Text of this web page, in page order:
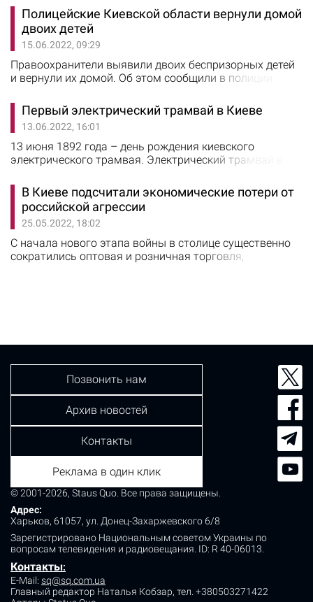
комендантского часа. Об этом сообщил первый
заместитель председателя КГГА Николай Поворозник.
В столице комендантский час продолжается с 23:00 до
5:00. Во время комендантского часа запрещается
находиться на улице и других общественных…
Полицейские Киевской области вернули домой
двоих детей
15.06.2022, 09:29
Правоохранители выявили двоих беспризорных детей
и вернули их домой. Об этом сообщили в полиции
территории села Шандра Мироновской громады,
полицейские офицеры громады Александр Корбут и
Алексей Федоров обратили внимание на девочку,
которая выглядела растерянно. Правоохранители
узнали, что 11-летняя девочка направляется в Канев,…
Первый электрический трамвай в Киеве
13.06.2022, 16:01
13 июня 1892 года – день рождения киевского
электрического трамвая. Электрический трамвай в
Петербурге. До этого момента в царской России были
трамваи, однако их двигало не электричество, а
лошади. Железные рельсы на то время были
проложены в многих городах мира, был распространен
конный рельсовый трамвай, предпринимались…
В Киеве подсчитали экономические потери от
российской агрессии
25.05.2022, 18:02
С начала нового этапа войны в столице существенно
сократились оптовая и розничная торговля,
сфера информационных…
© 2001-2026, Staus Quo. Все права защищены.
Адрес:
Харьков, 61057, ул. Донец-Захаржевского 6/8
Зарегистрировано Национальным советом Украины по
вопросам телевидения и радиовещания. ID: R 40-06013.
Контакты:
E-Mail: sq@sq.com.ua
Главный редактор Наталья Кобзар, тел. +380503271422
Позвонить нам
Архив новостей
Контакты
Реклама в один клик